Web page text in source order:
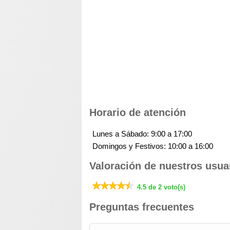
Horario de atención
Lunes a Sábado: 9:00 a 17:00
Domingos y Festivos: 10:00 a 16:00
Valoración de nuestros
4.5 de 2 voto(s)
Preguntas frecuentes